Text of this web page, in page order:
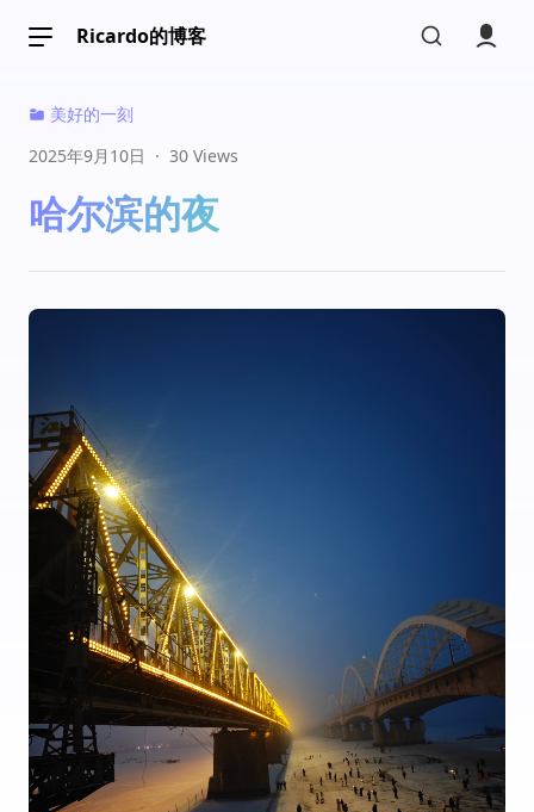
Ricardo的博客
文章档案
标签档案
画册收藏
友情链接
美好的一刻
2025年9月10日 · 30 Views
哈尔滨的夜